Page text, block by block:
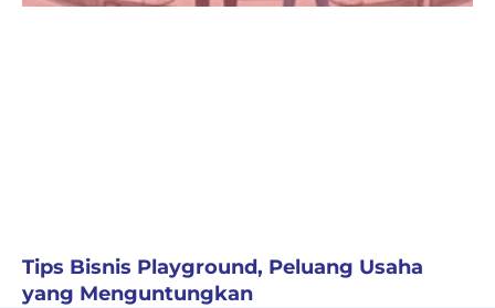
Tips Bisnis Playground, Peluang Usaha
yang Menguntungkan